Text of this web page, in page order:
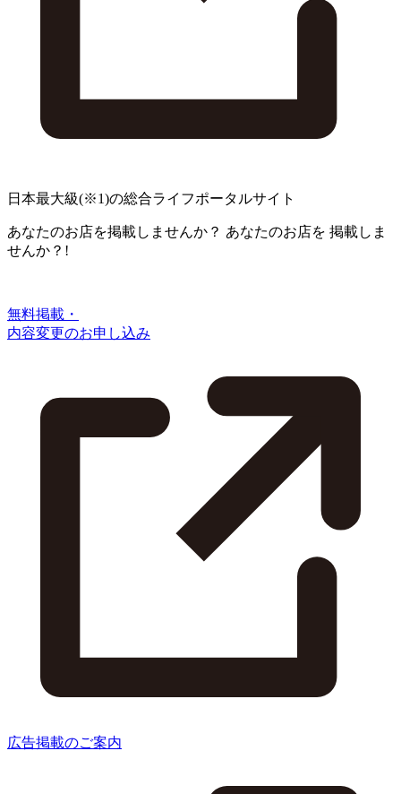
日本最大級(※1)の総合ライフポータルサイト
あなたのお店を掲載しませんか？ あなたのお店を 掲載しま
せんか？!
無料掲載・
内容変更のお申し込み
広告掲載のご案内